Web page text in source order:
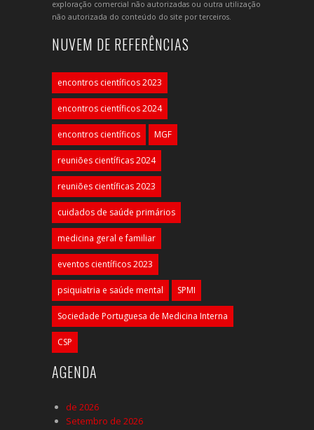
exploração comercial não autorizadas ou outra utilização
não autorizada do conteúdo do site por terceiros.
NUVEM DE REFERÊNCIAS
encontros científicos 2023
encontros científicos 2024
encontros científicos MGF
reuniões científicas 2024
reuniões científicas 2023
cuidados de saúde primários
medicina geral e familiar
eventos científicos 2023
psiquiatria e saúde mental SPMI
Sociedade Portuguesa de Medicina Interna
CSP
AGENDA
de 2026
Setembro de 2026